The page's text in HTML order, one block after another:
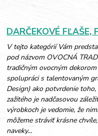
DARČEKOVÉ FĽAŠE,
V tejto kategórií Vám
pod názvom OVOCNÁ
tradičným ovocným
spolupráci s talentovaným
Design) ako potvrdenie
zažitého je nadčasovou
výrobkoch je vedomie, že
môžeme stráviť krásne
naveky...